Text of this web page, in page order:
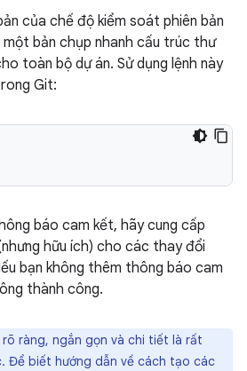
của chế độ kiểm soát phiên bản
bản chụp nhanh cấu trúc thư
toàn bộ dự án. Sử dụng lệnh này
Git:
báo cam kết, hãy cung cấp
hữu ích) cho các thay đổi
bạn không thêm thông báo cam
thành công.
ràng, ngắn gọn và chi tiết là rất
Để biết hướng dẫn về cách tạo các